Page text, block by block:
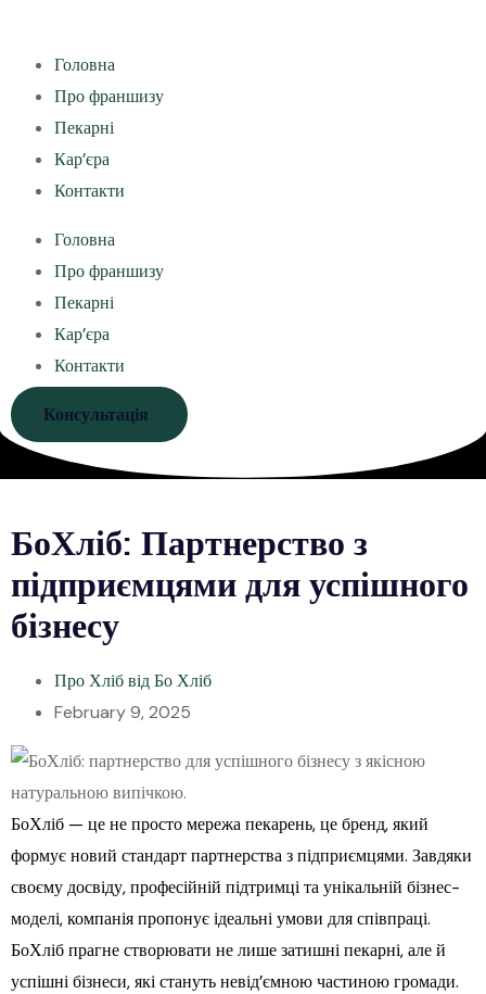
Головна
Про франшизу
Пекарні
Кар’єра
Контакти
Головна
Про франшизу
Пекарні
Кар’єра
Контакти
Консультація
БоХліб: Партнерство з
підприємцями для успішного
бізнесу
Про Хліб від Бо Хліб
February 9, 2025
БоХліб — це не просто мережа пекарень, це бренд, який
формує новий стандарт партнерства з підприємцями. Завдяки
своєму досвіду, професійній підтримці та унікальній бізнес-
моделі, компанія пропонує ідеальні умови для співпраці.
БоХліб прагне створювати не лише затишні пекарні, але й
успішні бізнеси, які стануть невід’ємною частиною громади.